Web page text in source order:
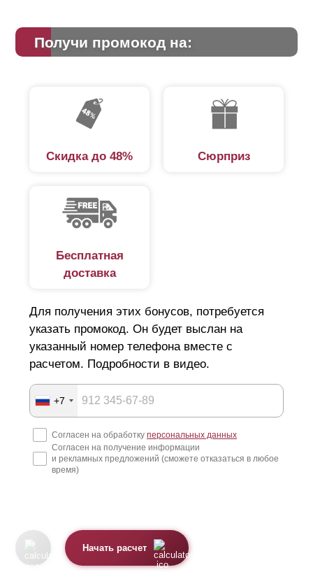
Получи промокод на:
Скидка до 48% Сюрприз
Бесплатная
доставка
Для получения этих бонусов, потребуется
указать промокод. Он будет выслан на
указанный номер телефона вместе с
расчетом. Подробности в видео.
+7
Согласен на обработку персональных данных
Согласен на получение информации
и рекламных предложений (сможете отказаться в любое
время)
Начать расчет